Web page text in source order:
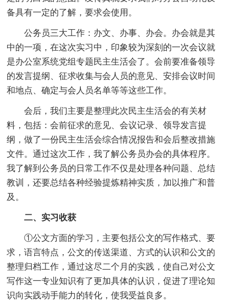
备具有一定的了解，要求会使用。
公务员三大工作：办文、办事、办会。办会就是其
中的一项，在这次实习中，印象较为深刻的一次会议就
是办公室系统党组专题民主生活会了。会前要准备领导
的发言提纲、征求收集与会人员的意见、安排会议时间
和地点、确定与会人员名单等等这些工作。
会后，我们主要是整理此次民主生活会的有关材
料，包括：会前征求的意见、会议记录、领导发言提
纲，做了一份民主生活会综合情况报告和会后整改措施
文件。通过这次工作，我了解公务员办会的具体程序。
我了解到公务员的日常工作不仅是处理各种问题、总结
教训，还要总结各种经验提炼精神实质，加以推广和普
及。
二、实习收获
①公文方面的学习，主要包括公文的写作格式、要
求，语言特点，公文的传送渠道、方式的认识和公文的
整理归档工作，通过这尽二个月的实践，使自己对公文
写作这一专业知识有了更加具体的认识，促进了理论知
识向实践动手能力的转化，使我受益良多。